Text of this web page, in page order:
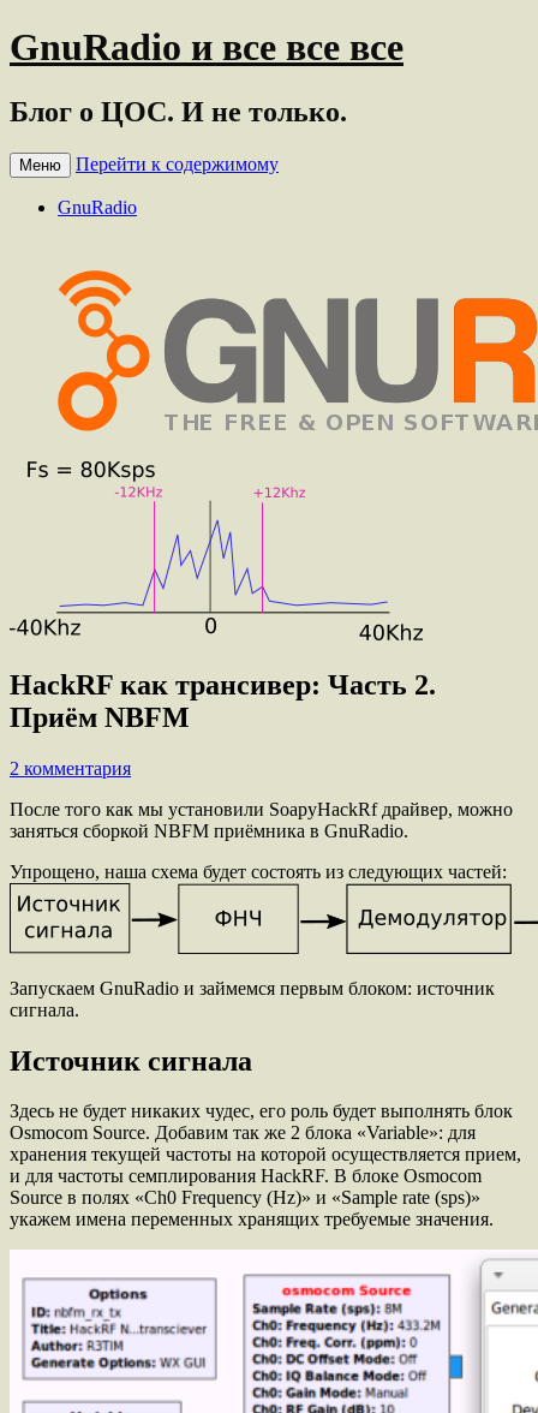
GnuRadio и все все все
Блог о ЦОС. И не только.
Меню Перейти к содержимому
GnuRadio
HackRF как трансивер: Часть 2.
Приём NBFM
2 комментария
После того как мы установили SoapyHackRf драйвер, можно
заняться сборкой NBFM приёмника в GnuRadio.
Упрощено, наша схема будет состоять из следующих частей:
Запускаем GnuRadio и займемся первым блоком: источник
сигнала.
Источник сигнала
Здесь не будет никаких чудес, его роль будет выполнять блок
Osmocom Source. Добавим так же 2 блока «Variable»: для
хранения текущей частоты на которой осуществляется прием,
и для частоты семплирования HackRF. В блоке Osmocom
Source в полях «Ch0 Frequency (Hz)» и «Sample rate (sps)»
укажем имена переменных хранящих требуемые значения.